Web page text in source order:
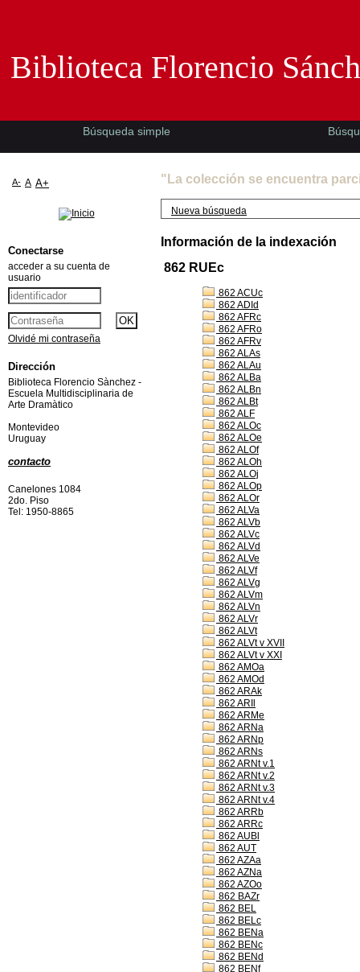
"La colección se encuentra
Nueva búsqueda
Información de la indexación
862 RUEc
862 ACUc
862 ADId
862 AFRc
862 AFRo
862 AFRv
862 ALAs
862 ALAu
862 ALBa
862 ALBn
862 ALBt
862 ALF
862 ALOc
862 ALOe
862 ALOf
862 ALOh
862 ALOj
862 ALOp
862 ALOr
862 ALVa
862 ALVb
862 ALVc
862 ALVd
862 ALVe
862 ALVf
862 ALVg
862 ALVm
862 ALVn
862 ALVr
862 ALVt
862 ALVt v XVII
862 ALVt v XXI
862 AMOa
862 AMOd
862 ARAk
862 ARIl
862 ARMe
862 ARNa
862 ARNp
862 ARNs
862 ARNt v.1
862 ARNt v.2
862 ARNt v.3
862 ARNt v.4
862 ARRb
862 ARRc
862 AUBl
862 AUT
862 AZAa
862 AZNa
862 AZOo
862 BAZr
862 BEL
862 BELc
862 BENa
862 BENc
862 BENd
862 BENf
Biblioteca Florencio
Búsqueda simple
A- A A+
Conectarse
acceder a su cuenta de
usuario
Olvidé mi contraseña
Dirección
Biblioteca Florencio Sànchez -
Escuela Multidisciplinaria de
Arte Dramàtico
Montevideo
Uruguay
contacto
Canelones 1084
2do. Piso
Tel: 1950-8865